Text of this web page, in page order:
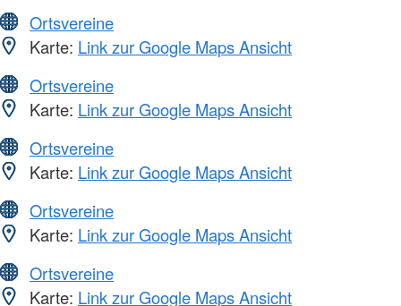
Ortsvereine
Karte: Link zur Google Maps Ansicht
Ortsvereine
Karte: Link zur Google Maps Ansicht
Ortsvereine
Karte: Link zur Google Maps Ansicht
Ortsvereine
Karte: Link zur Google Maps Ansicht
Ortsvereine
Karte: Link zur Google Maps Ansicht